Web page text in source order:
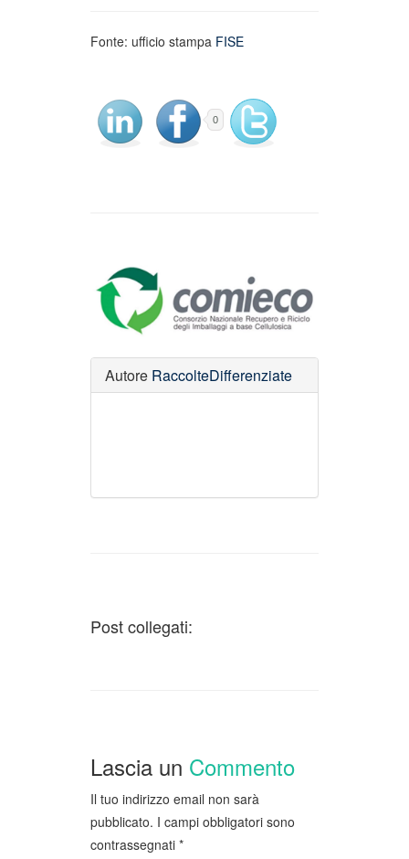
Fonte: ufficio stampa FISE
0
Autore RaccolteDifferenziate
Post collegati:
Lascia un Commento
Il tuo indirizzo email non sarà
pubblicato. I campi obbligatori sono
contrassegnati *